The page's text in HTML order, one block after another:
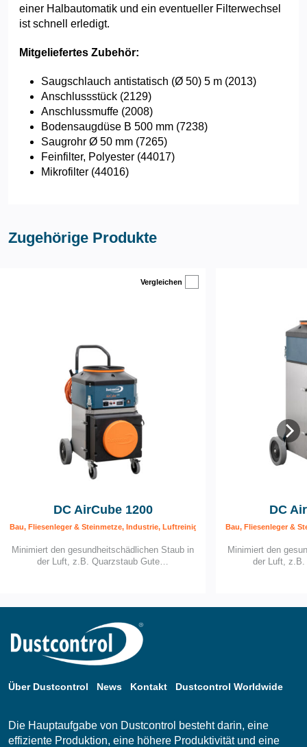
einer Halbautomatik und ein eventueller Filterwechsel
ist schnell erledigt.
Mitgeliefertes Zubehör:
Saugschlauch antistatisch (Ø 50) 5 m (2013)
Anschlussstück (2129)
Anschlussmuffe (2008)
Bodensaugdüse B 500 mm (7238)
Saugrohr Ø 50 mm (7265)
Feinfilter, Polyester (44017)
Mikrofilter (44016)
Zugehörige Produkte
Vergleichen
DC AirCube 1200
Bau, Fliesenleger & Steinmetze, Industrie, Luftreiniger, Maler & Lackierer, Mobile
Minimiert den gesundheitschädlichen Staub in
der Luft, z.B. Quarzstaub Gute…
DC
Bau, Fliesenleger &
Minimiert den
der Luft,
Über Dustcontrol News Kontakt Dustcontrol Worldwide
Die Hauptaufgabe von Dustcontrol besteht darin, eine
effiziente Produktion, eine höhere Produktivität und eine